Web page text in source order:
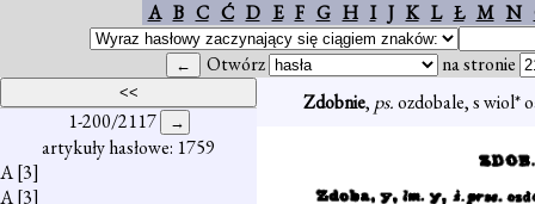
A B C Ć D E F G H I J K L Ł M N
Otwórz na stronie
1-200/2117
artykuły hasłowe: 1759
A[3]
A[3]
Zdobnie, ps.ozdobale, s wiol*